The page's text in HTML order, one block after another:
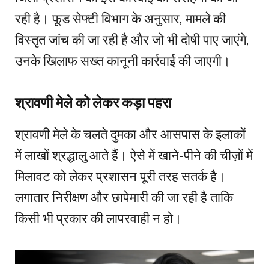
रही है। फूड सेफ्टी विभाग के अनुसार, मामले की
विस्तृत जांच की जा रही है और जो भी दोषी पाए जाएंगे,
उनके खिलाफ सख्त कानूनी कार्रवाई की जाएगी।
श्रावणी मेले को लेकर कड़ा पहरा
श्रावणी मेले के चलते दुमका और आसपास के इलाकों
में लाखों श्रद्धालु आते हैं। ऐसे में खाने-पीने की चीज़ों में
मिलावट को लेकर प्रशासन पूरी तरह सतर्क है।
लगातार निरीक्षण और छापेमारी की जा रही है ताकि
किसी भी प्रकार की लापरवाही न हो।